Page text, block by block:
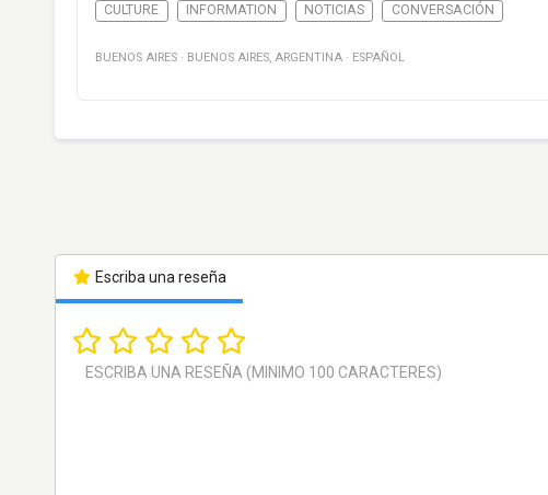
CULTURE INFORMATION NOTICIAS CONVERSACIÓN
BUENOS AIRES · BUENOS AIRES, ARGENTINA · ESPAÑOL
Escriba una reseña